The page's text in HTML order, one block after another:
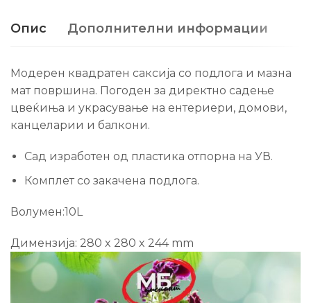
Опис Дополнителни информации
Модерен квадратен саксија со подлога и мазна
мат површина. Погоден за директно садење
цвеќиња и украсување на ентериери, домови,
канцеларии и балкони.
Сад изработен од пластика отпорна на УВ.
Комплет со закачена подлога.
Волумен:10L
Димензија: 280 x 280 x 244 mm